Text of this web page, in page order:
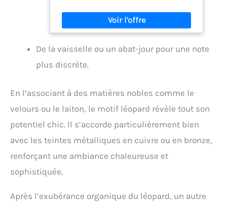
style. 100 % style baroque
De la vaisselle ou un abat-jour pour une note
plus discrète.
En l’associant à des matières nobles comme le
velours ou le laiton, le motif léopard révèle tout son
potentiel chic. Il s’accorde particulièrement bien
avec les teintes métalliques en cuivre ou en bronze,
renforçant une ambiance chaleureuse et
sophistiquée.
Après l’exubérance organique du léopard, un autre